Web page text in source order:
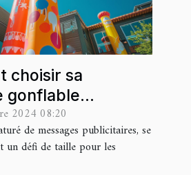
choisir sa
gonflable
pour maximiser
2024 08:20
de messages publicitaires, se
un défi de taille pour les